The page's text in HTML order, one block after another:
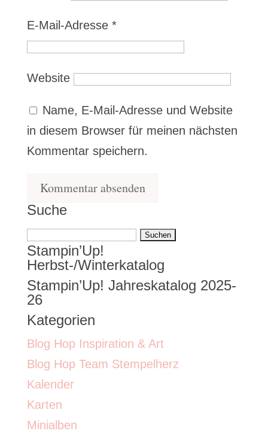
E-Mail-Adresse *
Website
Name, E-Mail-Adresse und Website
in diesem Browser für meinen nächsten
Kommentar speichern.
Suche
Suchen
nach:
Stampin’Up!
Herbst-/Winterkatalog
Stampin’Up! Jahreskatalog 2025-
26
Kategorien
Blog Hop Inspiration & Art
Blog Hop Team Stempelherz
Kalender
Karten
Minialben